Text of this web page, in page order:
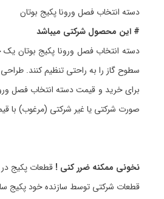
دسته انتخاب فصل ورونا پکیج بوتان
# این محصول شرکتی میباشد
دسته انتخاب فصل ورونا پکیج بوتان
سطوح گاز را به راحتی تنظیم کنند.
برای خرید و قیمت دسته انتخاب فصل
صورت شرکتی یا غیر شرکتی (مرغوب)
نخونی ممکنه ضرر کنی ! قطعات پکیج در 2 نوع شرکتی و غیر شرکتی عرضه میگردد.
قطعات شرکتی توسط سازنده خود پکیج